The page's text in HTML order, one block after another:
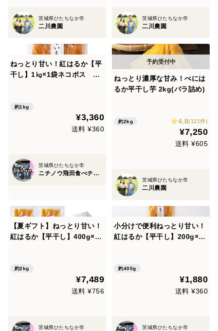
茨城県ひたちなか市
二川農園
茨城県ひたちなか市
二川農園
ねっとり甘い！紅はるか【平
干し】1㎏×1袋ネコポス ポ
約1kg
¥3,360
送料 ¥360
茨城県ひたちなか市
ニチノウ飛田食べチョク店
ねっとり濃厚な甘み！べには
るか平干し芋 2kg(バラ詰め)
約2kg 4.8(121件)
¥7,250
送料 ¥605
茨城県ひたちなか市
二川農園
【夏ギフト】ねっとり甘い！
紅はるか【平干し】400g×５
約2kg
¥7,489
送料 ¥756
茨城県ひたちなか市
小分けで便利ねっとり甘い！
紅はるか【平干し】200g×2
約400g
¥1,880
送料 ¥360
茨城県ひたちなか市